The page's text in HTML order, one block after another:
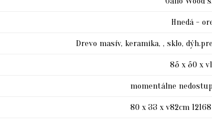
Hnedá -
Drevo masív, keramika, , sklo,
85 x 50 x
momentálne
80 x 33 x v82cm